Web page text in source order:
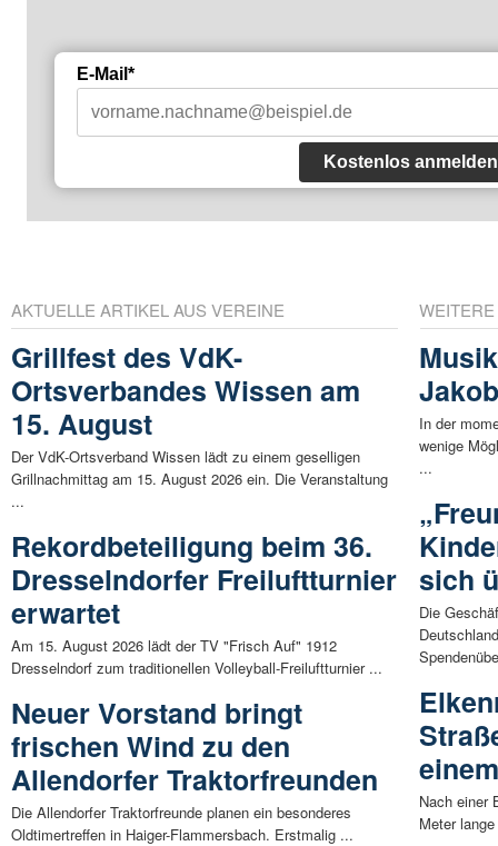
E-Mail*
Kostenlos anmelden
AKTUELLE ARTIKEL AUS VEREINE
Grillfest des VdK-
Ortsverbandes Wissen am
15. August
Der VdK-Ortsverband Wissen lädt zu einem geselligen
Grillnachmittag am 15. August 2026 ein. Die Veranstaltung
...
Rekordbeteiligung beim 36.
Dresselndorfer Freiluftturnier
erwartet
Am 15. August 2026 lädt der TV "Frisch Auf" 1912
Dresselndorf zum traditionellen Volleyball-Freiluftturnier ...
Neuer Vorstand bringt
frischen Wind zu den
Allendorfer Traktorfreunden
Die Allendorfer Traktorfreunde planen ein besonderes
Oldtimertreffen in Haiger-Flammersbach. Erstmalig ...
In der
wenige
...
sich
Die
Nach einer
Meter